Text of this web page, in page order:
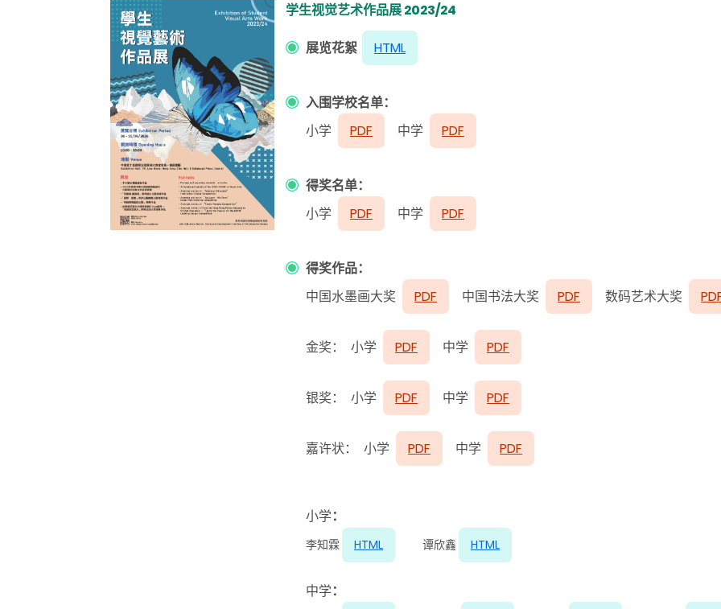
学生视觉艺术作品展 2023/24
展览花絮 HTML
入围学校名单：
小学
PDF 中学 PDF
得奖名单：
小学
PDF 中学 PDF
得奖作品：
中国水墨画大奖
PDF 中国书法大奖 PDF 数码艺术大奖
金奖： 小学 PDF 中学 PDF
银奖： 小学 PDF 中学 PDF
嘉许状： 小学 PDF 中学 PDF
小学：
李知霖 HTML 谭欣鑫 HTML
中学：